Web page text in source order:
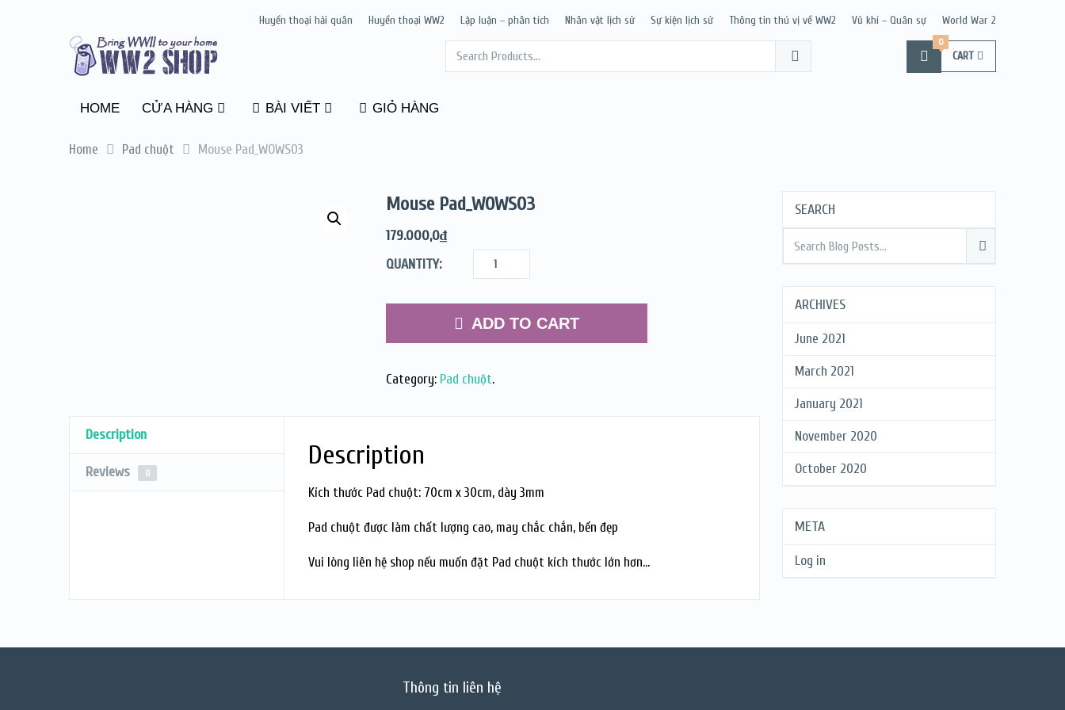
Huyền thoại hải quân Huyền thoại WW2 Lập luận – phân tích Nhân vật lịch sử Sự kiện lịch sử Thông tin thú vị về WW2 Vũ khí – Quân sự World War 2
CART
0
HOME CỬA HÀNG BÀI VIẾT GIỎ HÀNG
Home Pad chuột Mouse Pad_WOWS03
Mouse Pad_WOWS03
179.000,0₫
QUANTITY:
ADD TO CART
Category: Pad chuột.
Description
Reviews 0
Description
Kích thước Pad chuột: 70cm x 30cm, dày 3mm
Pad chuột được làm chất lượng cao, may chắc chắn, bền đẹp
Vui lòng liên hệ shop nếu muốn đặt Pad chuột kích thước lớn hơn…
SEARCH
ARCHIVES
June 2021
March 2021
January 2021
November 2020
October 2020
META
Log in
Thông tin liên hệ